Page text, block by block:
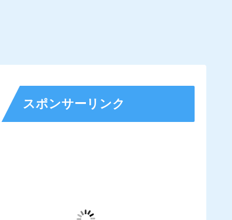
スポンサーリンク